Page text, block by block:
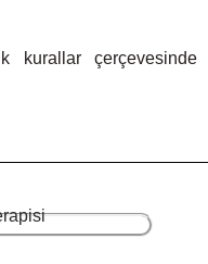
kurallar çerçevesinde